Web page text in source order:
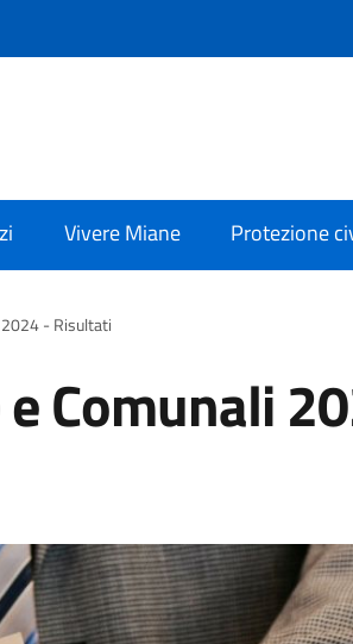
Vivere Miane Protezione
2024 - Risultati
Comunali